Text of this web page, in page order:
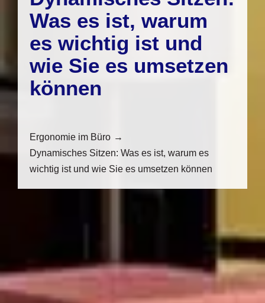
Was es ist, warum
es wichtig ist und
wie Sie es umsetzen
können
Ergonomie im Büro
Dynamisches Sitzen: Was es ist, warum es
wichtig ist und wie Sie es umsetzen können